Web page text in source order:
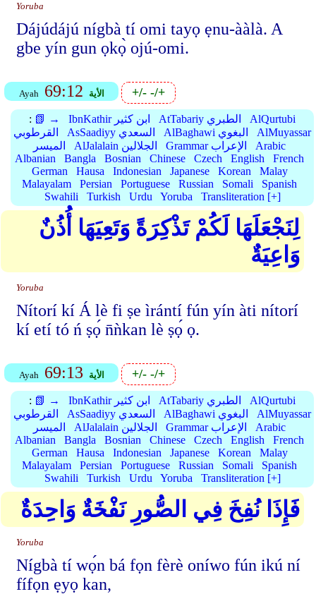
Yoruba
Dájúdájú nígbà tí omi tayọ ẹnu-ààlà. A
gbe yín gun ọkọ̀ ojú-omi.
Ayah 69:12 الأية +/--/+
: 📗 → IbnKathir ابن كثير AtTabariy الطبري
AlQurtubi
القرطوبي
AsSaadiyy السعدي AlBaghawi البغوي
AlMuyassar
الميسر
AlJalalain الجلالين Grammar الإعراب
Arabic
Albanian
Bangla Bosnian Chinese Czech English
French
German
Hausa Indonesian Japanese Korean
Malay
Malayalam
Persian Portuguese Russian Somali
Spanish
Swahili
Turkish Urdu Yoruba Transliteration [+]
لِنَجْعَلَهَا لَكُمْ تَذْكِرَةً وَتَعِيَهَا أُذُنٌ
وَاعِيَةٌ
Yoruba
Nítorí kí Á lè fi ṣe ìrántí fún yín àti nítorí
kí etí tó ń ṣọ́ n̄ǹkan lè ṣọ́ ọ.
Ayah 69:13 الأية +/--/+
: 📗 → IbnKathir ابن كثير AtTabariy الطبري
AlQurtubi
القرطوبي
AsSaadiyy السعدي AlBaghawi البغوي
AlMuyassar
الميسر
AlJalalain الجلالين Grammar الإعراب
Arabic
Albanian
Bangla Bosnian Chinese Czech English
French
German
Hausa Indonesian Japanese Korean
Malay
Malayalam
Persian Portuguese Russian Somali
Spanish
Swahili
Turkish Urdu Yoruba Transliteration [+]
فَإِذَا نُفِخَ فِي الصُّورِ نَفْخَةٌ وَاحِدَةٌ
Yoruba
Nígbà tí wọ́n bá fọn fèrè oníwo fún ikú ní
fífọn ẹyọ kan,